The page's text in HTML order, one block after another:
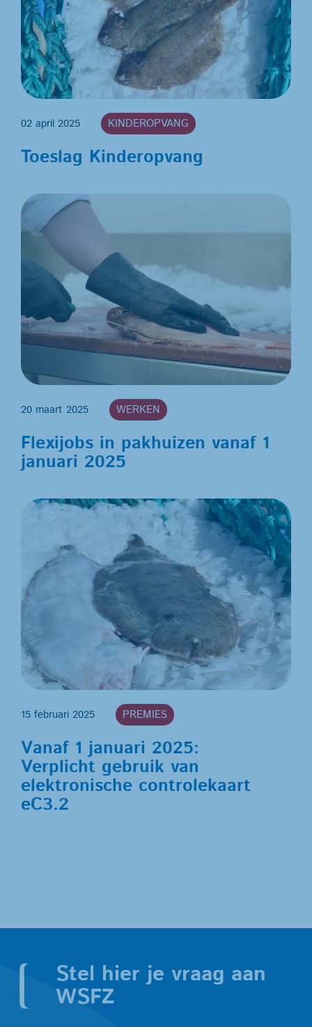
02 april 2025 KINDEROPVANG
Toeslag Kinderopvang
20 maart 2025 WERKEN
Flexijobs in pakhuizen vanaf 1
januari 2025
15 februari 2025 PREMIES
Vanaf 1 januari 2025:
Verplicht gebruik van
elektronische controlekaart
eC3.2
Stel hier je vraag aan
WSFZ